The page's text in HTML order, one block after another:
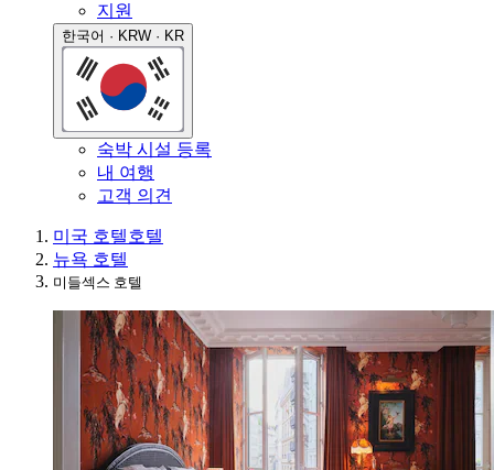
지원
한국어 · KRW · KR
숙박 시설 등록
내 여행
고객 의견
미국 호텔호텔
뉴욕 호텔
미들섹스 호텔